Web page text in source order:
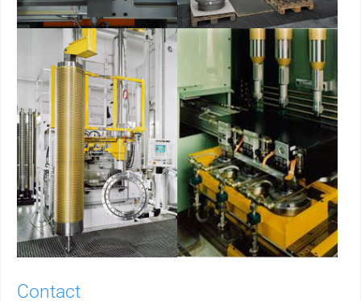
Contact